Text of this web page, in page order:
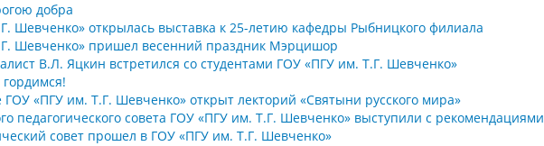
добра
Шевченко» открылась выставка к 25-летию кафедры Рыбницкого филиала
Шевченко» пришел весенний праздник Мэрцишор
В.Л. Яцкин встретился со студентами ГОУ «ПГУ им. Т.Г. Шевченко»
ГОУ «ПГУ им. Т.Г. Шевченко» открыт лекторий «Святыни русского мира»
педагогического совета ГОУ «ПГУ им. Т.Г. Шевченко» выступили с рекомендациями
совет прошел в ГОУ «ПГУ им. Т.Г. Шевченко»